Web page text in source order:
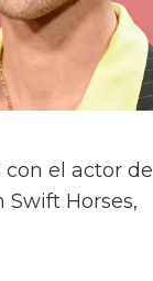
con el actor de
Swift Horses,